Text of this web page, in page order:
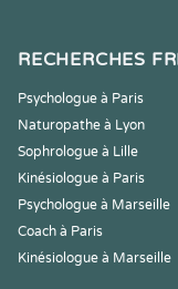
RECHERCHES
Psychologue à Paris
Naturopathe à Lyon
Sophrologue à Lille
Kinésiologue à Paris
Psychologue à Marseille
Coach à Paris
Kinésiologue à Marseille